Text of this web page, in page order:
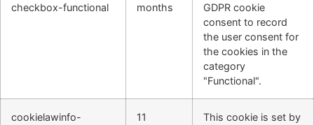
checkbox-functional
months
GDPR cookie
consent to record
the user consent for
the cookies in the
category
"Functional".
cookielawinfo-
11
This cookie is set by